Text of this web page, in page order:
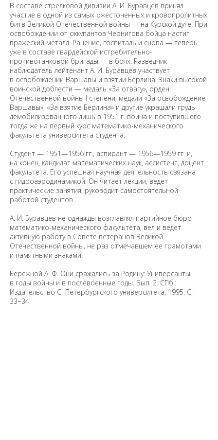
В составе стрелковой дивизии А. И. Буравцев принял
участие в одной из самых ожесточенных и кровопролитных
битв Великой Отечественной войны — на Курской дуге. При
освобождении от оккупантов Чернигова бойца настиг
вражеский металл. Ранение, госпиталь и снова — теперь
уже в составе гвардейской истребительно-
противотанковой бригады — в боях. Разведчик-
наблюдатель лейтенант А. И. Буравцев участвует
в освобождении Варшавы и взятии Берлина. Знаки высокой
воинской доблести — медаль «За отвагу», орден
Отечественной войны I степени, медали «За освобождение
Варшавы», «За взятие Берлина» и другие украшали грудь
демобилизованного лишь в 1951 г. воина и поступившего
тогда же на первый курс математико-механического
факультета университета студента.
Студент — 1951—1956 гг., аспирант — 1956—1959 гг. и,
на конец, кандидат математических наук, ассистент, доцент
факультета. Его успешная научная деятельность связана
с гидроаэродинамикой. Он читает лекции, ведет
практические занятия, руководит самостоятельной
работой студентов.
А. И. Буравцев не однажды возглавлял партийное бюро
математико-механического факультета, вел и ведет
активную работу в Совете ветеранов Великой
Отечественной войны, не раз отмечавшем ее грамотами
и памятными знаками.
Бережной А. Ф. Они сражались за Родину: Универсанты
в годы войны и в послевоенные годы. Вып. 2. СПб.:
Издательство С.-Петербургского университета, 1995. С.
33−34.